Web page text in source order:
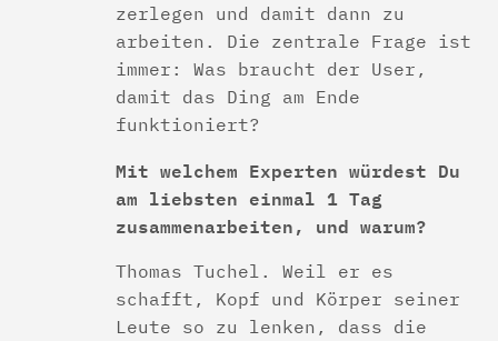
zerlegen und damit dann zu
arbeiten. Die zentrale Frage ist
immer: Was braucht der User,
damit das Ding am Ende
funktioniert?
Mit welchem Experten würdest Du
am liebsten einmal 1 Tag
zusammenarbeiten, und warum?
Thomas Tuchel. Weil er es
schafft, Kopf und Körper seiner
Leute so zu lenken, dass die